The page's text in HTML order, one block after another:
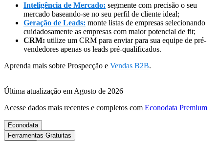
Inteligência de Mercado: segmente com precisão o seu
mercado baseando-se no seu perfil de cliente ideal;
Geração de Leads: monte listas de empresas selecionando
cuidadosamente as empresas com maior potencial de fit;
CRM: utilize um CRM para enviar para sua equipe de pré-
vendedores apenas os leads pré-qualificados.
Aprenda mais sobre Prospecção e Vendas B2B.
Última atualização em Agosto de 2026
Acesse dados mais recentes e completos com Econodata Premium
Econodata
Ferramentas Gratuitas